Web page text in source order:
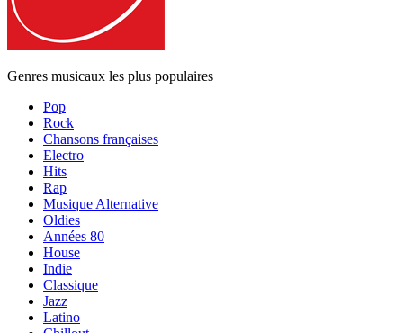
Genres musicaux les plus populaires
Pop
Rock
Chansons françaises
Electro
Hits
Rap
Musique Alternative
Oldies
Années 80
House
Indie
Classique
Jazz
Latino